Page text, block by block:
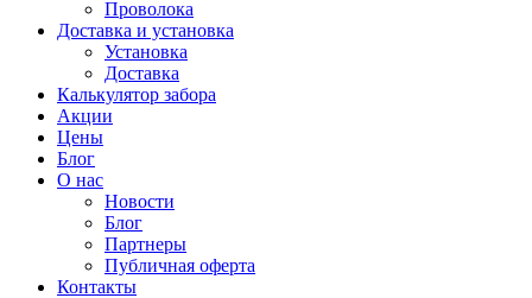
Проволока
Доставка и установка
Установка
Доставка
Калькулятор забора
Акции
Цены
Блог
О нас
Новости
Блог
Партнеры
Публичная оферта
Контакты